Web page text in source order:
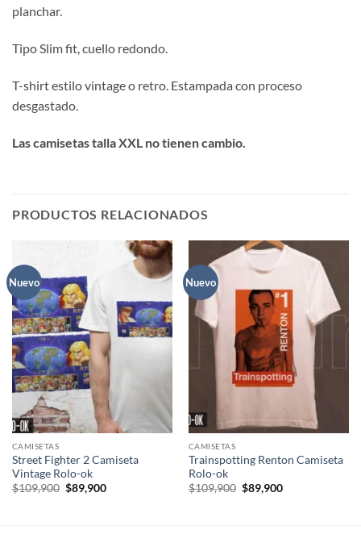
planchar.
Tipo Slim fit, cuello redondo.
T-shirt estilo vintage o retro. Estampada con proceso
desgastado.
Las camisetas talla XXL no tienen cambio.
PRODUCTOS RELACIONADOS
Nuevo
CAMISETAS
Street Fighter 2 Camiseta
Vintage Rolo-ok
$109,900 El
precio
$89,900El
Nuevo
CAMISETAS
Trainspotting Renton Camiseta
Rolo-ok
$109,900 El
precio
$89,900El